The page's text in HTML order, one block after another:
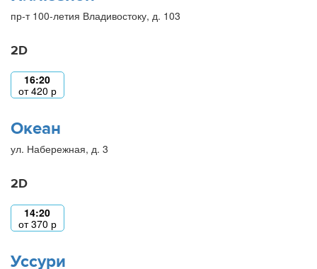
пр-т 100-летия Владивостоку, д. 103
2D
16:20
от420 р
Океан
ул. Набережная, д. 3
2D
14:20
от370 р
Уссури